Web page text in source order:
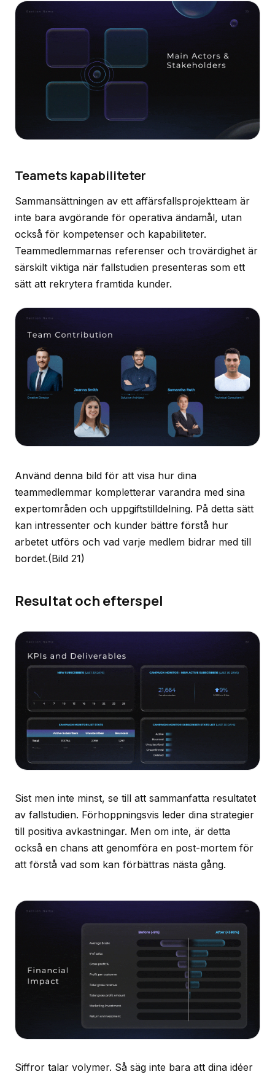
Teamets kapabiliteter
Sammansättningen av ett affärsfallsprojektteam är
inte bara avgörande för operativa ändamål, utan
också för kompetenser och kapabiliteter.
Teammedlemmarnas referenser och trovärdighet är
särskilt viktiga när fallstudien presenteras som ett
sätt att rekrytera framtida kunder.
Använd denna bild för att visa hur dina
teammedlemmar kompletterar varandra med sina
expertområden och uppgiftstilldelning. På detta sätt
kan intressenter och kunder bättre förstå hur
arbetet utförs och vad varje medlem bidrar med till
bordet.(Bild 21)
Resultat och efterspel
Sist men inte minst, se till att sammanfatta resultatet
av fallstudien. Förhoppningsvis leder dina strategier
till positiva avkastningar. Men om inte, är detta
också en chans att genomföra en post-mortem för
att förstå vad som kan förbättras nästa gång.
Siffror talar volymer. Så säg inte bara att dina idéer